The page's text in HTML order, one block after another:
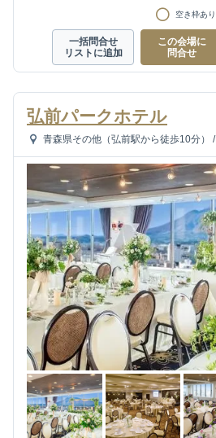
空き枠あり
一括問合せ
リストに追加
この会場に
問合せ
弘前パークホテル
青森県その他（弘前駅から徒歩10分） /